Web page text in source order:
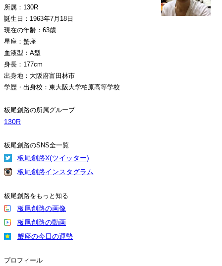
所属：130R
誕生日：1963年7月18日
現在の年齢：63歳
星座：蟹座
血液型：A型
身長：177cm
出身地：大阪府富田林市
学歴・出身校：東大阪大学柏原高等学校
板尾創路の所属グループ
130R
板尾創路のSNS全一覧
板尾創路X(ツイッター)
板尾創路インスタグラム
板尾創路をもっと知る
板尾創路の画像
板尾創路の動画
蟹座の今日の運勢
プロフィール